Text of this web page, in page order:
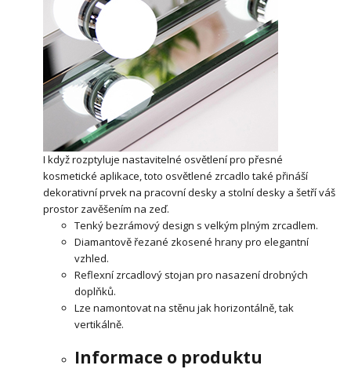
I když rozptyluje nastavitelné osvětlení pro přesné
kosmetické aplikace, toto osvětlené zrcadlo také přináší
dekorativní prvek na pracovní desky a stolní desky a šetří váš
prostor zavěšením na zeď.
Tenký bezrámový design s velkým plným zrcadlem.
Diamantově řezané zkosené hrany pro elegantní
vzhled.
Reflexní zrcadlový stojan pro nasazení drobných
doplňků.
Lze namontovat na stěnu jak horizontálně, tak
vertikálně.
Informace o produktu